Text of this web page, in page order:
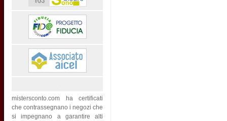
mistersconto.com ha certificati
che contrassegnano i negozi che
si impegnano a garantire alti